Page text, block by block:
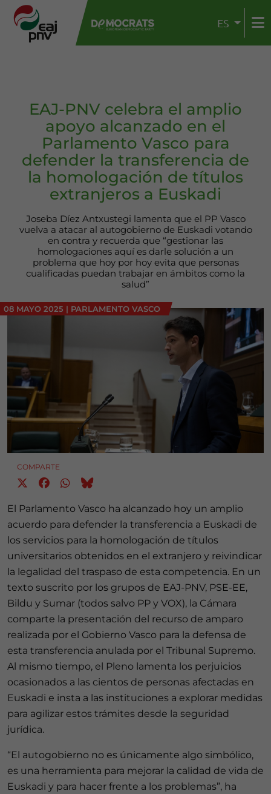
ES
EAJ-PNV celebra el amplio
apoyo alcanzado en el
Parlamento Vasco para
defender la transferencia de
la homologación de títulos
extranjeros a Euskadi
Joseba Díez Antxustegi lamenta que el PP Vasco
vuelva a atacar al autogobierno de Euskadi votando
en contra y recuerda que “gestionar las
homologaciones aquí es darle solución a un
problema que hoy por hoy evita que personas
cualificadas puedan trabajar en ámbitos como la
salud”
08 MAYO 2025 | PARLAMENTO VASCO
COMPARTE
El Parlamento Vasco ha alcanzado hoy un amplio
acuerdo para defender la transferencia a Euskadi de
los servicios para la homologación de títulos
universitarios obtenidos en el extranjero y reivindicar
la legalidad del traspaso de esta competencia. En un
texto suscrito por los grupos de EAJ-PNV, PSE-EE,
Bildu y Sumar (todos salvo PP y VOX), la Cámara
comparte la presentación del recurso de amparo
realizada por el Gobierno Vasco para la defensa de
esta transferencia anulada por el Tribunal Supremo.
Al mismo tiempo, el Pleno lamenta los perjuicios
ocasionados a las cientos de personas afectadas en
Euskadi e insta a las instituciones a explorar medidas
para agilizar estos trámites desde la seguridad
jurídica.
“El autogobierno no es únicamente algo simbólico,
es una herramienta para mejorar la calidad de vida de
Euskadi y para hacer frente a los problemas”, ha